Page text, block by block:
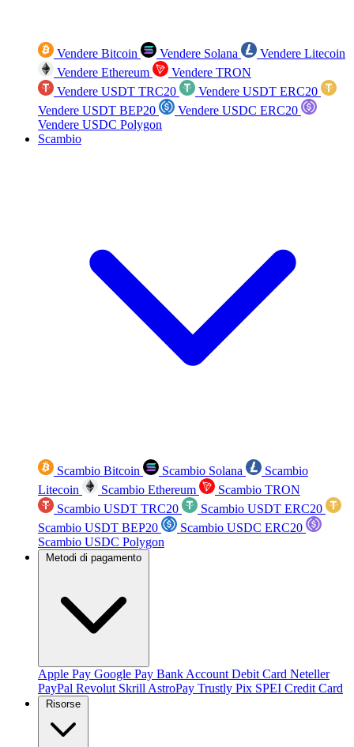
Vendere Bitcoin Vendere Solana
Vendere Litecoin
Vendere Ethereum
Vendere TRON
Vendere USDT TRC20
Vendere USDT ERC20
Vendere USDT BEP20
Vendere USDC ERC20
Vendere USDC Polygon
Scambio
Scambio Bitcoin Scambio Solana
Scambio
Litecoin
Scambio Ethereum
Scambio TRON
Scambio USDT TRC20
Scambio USDT ERC20
Scambio USDT BEP20
Scambio USDC ERC20
Scambio USDC Polygon
Metodi di pagamento
Apple Pay Google Pay Bank Account Debit Card Neteller
PayPal Revolut Skrill AstroPay Trustly Pix SPEI Credit Card
Risorse